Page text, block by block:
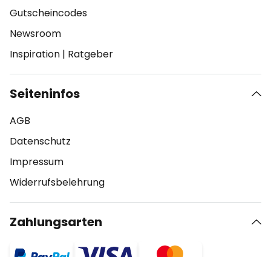
Gutscheincodes
Newsroom
Inspiration | Ratgeber
Seiteninfos
AGB
Datenschutz
Impressum
Widerrufsbelehrung
Zahlungsarten